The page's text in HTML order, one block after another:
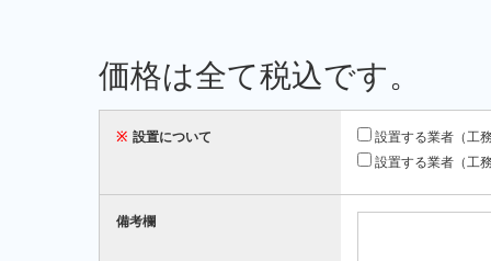
価格は全て税込です。
※ 設置について
設置する業者（工
設置する業者（工
備考欄